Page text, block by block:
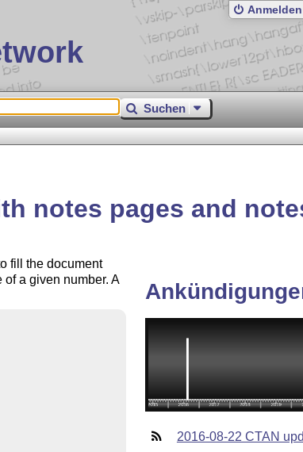
Anmelden
Suchen
notes pages and
fill the document
a given number. A
2016-08-22 CTAN